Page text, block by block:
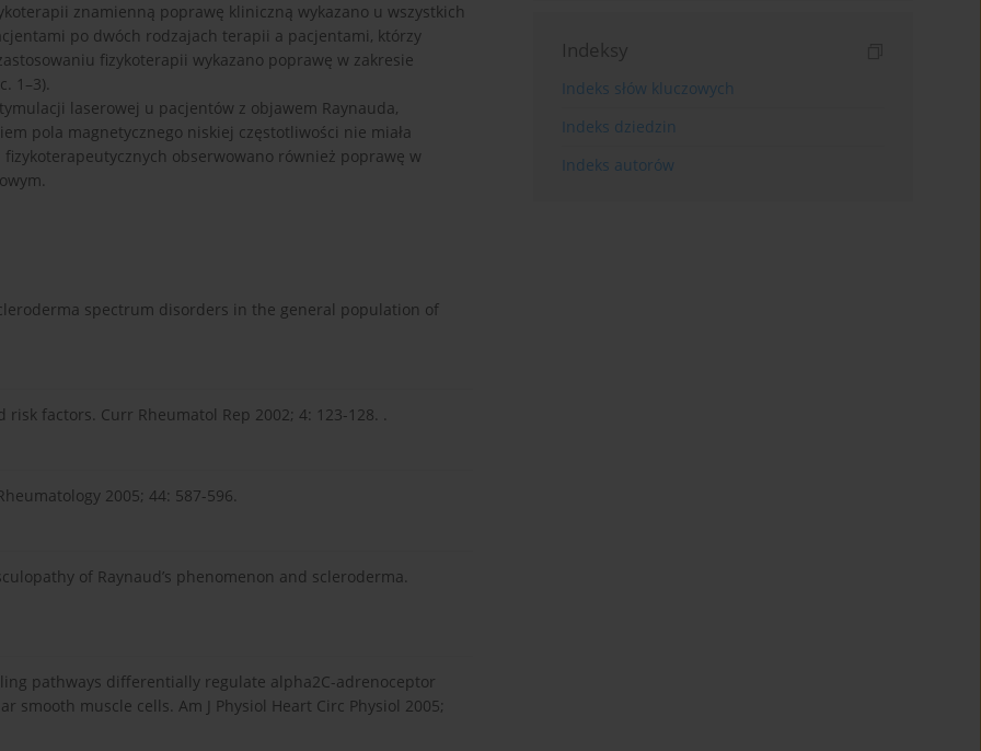
znamienną poprawę kliniczną wykazano u wszystkich
po dwóch rodzajach terapii a pacjentami, którzy
fizykoterapii wykazano poprawę w zakresie
1–3).
laserowej u pacjentów z objawem Raynauda,
pola magnetycznego niskiej częstotliwości nie miała
obserwowano również poprawę w
spectrum disorders in the general population of
risk factors. Curr Rheumatol Rep 2002; 4: 123-128. .
2005; 44: 587-596.
of Raynaud’s phenomenon and scleroderma.
pathways differentially regulate alpha2C-adrenoceptor
muscle cells. Am J Physiol Heart Circ Physiol 2005;
Indeksy
Indeks słów kluczowych
Indeks dziedzin
Indeks autorów